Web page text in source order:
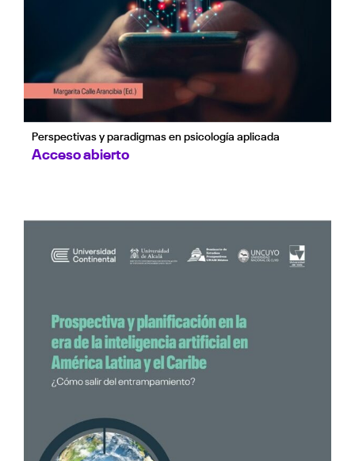
Perspectivas y paradigmas en psicología aplicada
Acceso abierto